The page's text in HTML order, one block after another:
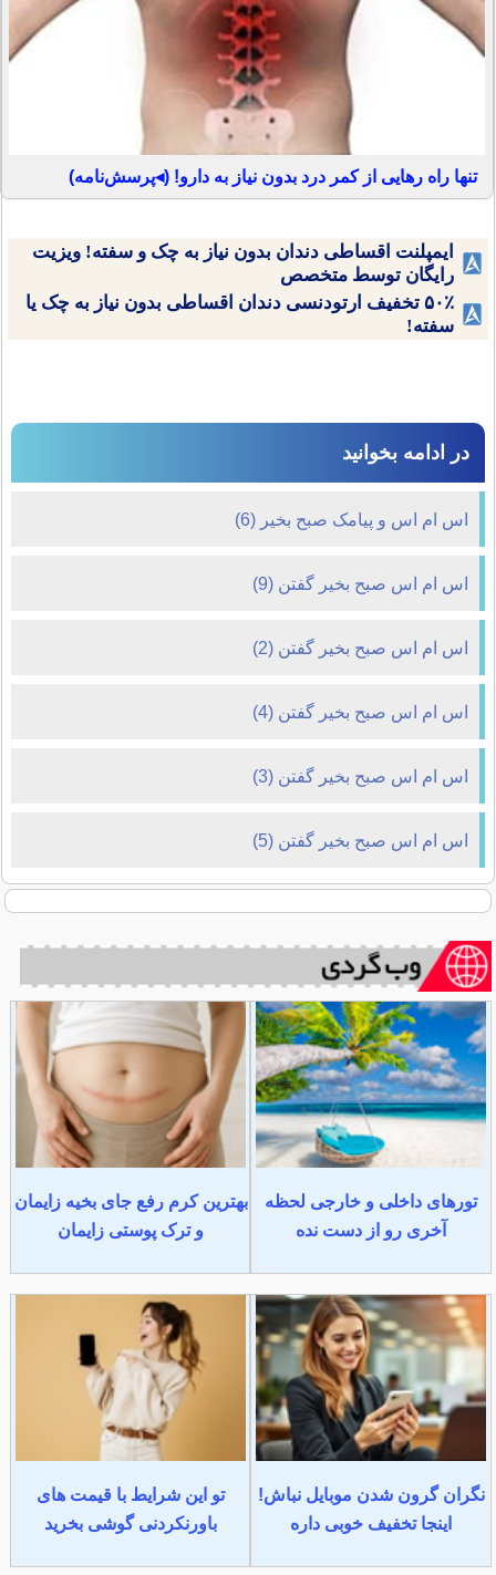
تنها راه رهایی از کمر درد بدون نیاز به دارو! (◂پرسش‌نامه)
ایمپلنت اقساطی دندان بدون نیاز به چک و سفته! ویزیت
رایگان توسط متخصص
۵۰٪ تخفیف ارتودنسی دندان اقساطی بدون نیاز به چک یا
سفته!
در ادامه بخوانید
اس ام اس و پیامک صبح بخیر (6)
اس ام اس صبح بخیر گفتن (9)
اس ام اس صبح بخیر گفتن (2)
اس ام اس صبح بخیر گفتن (4)
اس ام اس صبح بخیر گفتن (3)
اس ام اس صبح بخیر گفتن (5)
تورهای داخلی و خارجی لحظه
آخری رو از دست نده
بهترین کرم رفع جای بخیه زایمان
و ترک پوستی زایمان
نگران گرون شدن موبایل نباش!
اینجا تخفیف خوبی داره
تو این شرایط با قیمت های
باورنکردنی گوشی بخرید